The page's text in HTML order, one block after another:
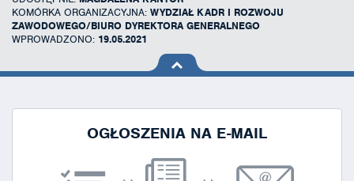
KOMÓRKA ORGANIZACYJNA: WYDZIAŁ KADR I ROZWOJU
ZAWODOWEGO/BIURO DYREKTORA GENERALNEGO
WPROWADZONO: 19.05.2021
na górę
OGŁOSZENIA NA E-MAIL